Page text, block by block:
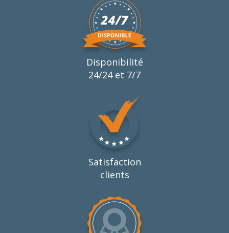
Disponibilité
24/24 et 7/7
Satisfaction
clients